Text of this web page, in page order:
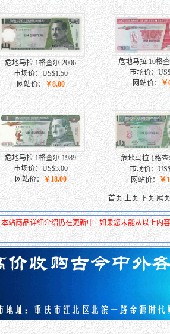
危地马拉 1格查尔 2006
市场价：US$1.50
网站价： ￥8.00
危地马拉 10格
市场价：
网站价： ￥
危地马拉 1格查尔 1989
市场价：US$3.00
网站价：￥18.00
危地马拉 1格查
市场价：
网站价：￥
首页 上页 下页 尾
本站商品详细介绍仍在更新中...如果您未能从以上内